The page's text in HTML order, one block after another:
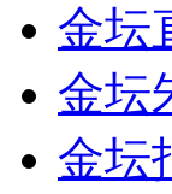
金坛
金坛
金坛